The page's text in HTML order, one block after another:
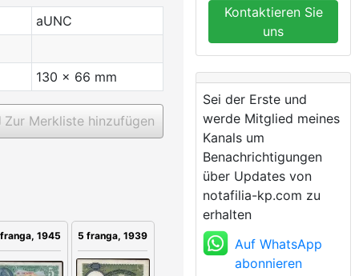
aUNC
130 x 66 mm
Zur Merkliste hinzufügen
1945 5 franga, 1939
Kontaktieren Sie
uns
Sei der Erste und
werde Mitglied meines
Kanals um
Benachrichtigungen
über Updates von
notafilia-kp.com zu
erhalten
Auf WhatsApp
abonnieren